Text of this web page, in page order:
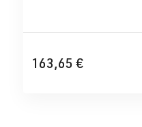
163,65 €